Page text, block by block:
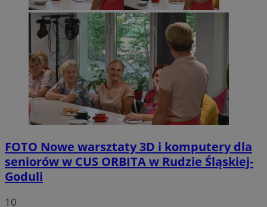
FOTO Nowe warsztaty 3D i komputery dla
seniorów w CUS ORBITA w Rudzie Śląskiej-
Goduli
10